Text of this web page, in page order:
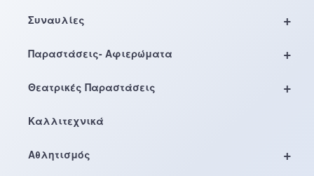
+
Συναυλίες
+
Παραστάσεις- Αφιερώματα
+
Θεατρικές Παραστάσεις
Καλλιτεχνικά
+
Αθλητισμός